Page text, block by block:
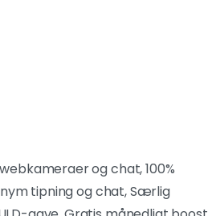
og chat, 100%
tipning og chat, Særlig